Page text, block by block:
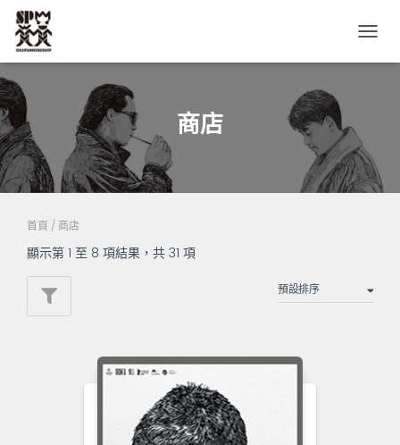
商店
首頁 / 商店
顯示第 1 至 8 項結果，共 31 項